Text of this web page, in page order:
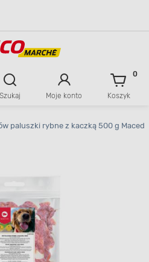
Szukaj Moje konto Koszyk
0
paluszki rybne z kaczką 500 g Maced